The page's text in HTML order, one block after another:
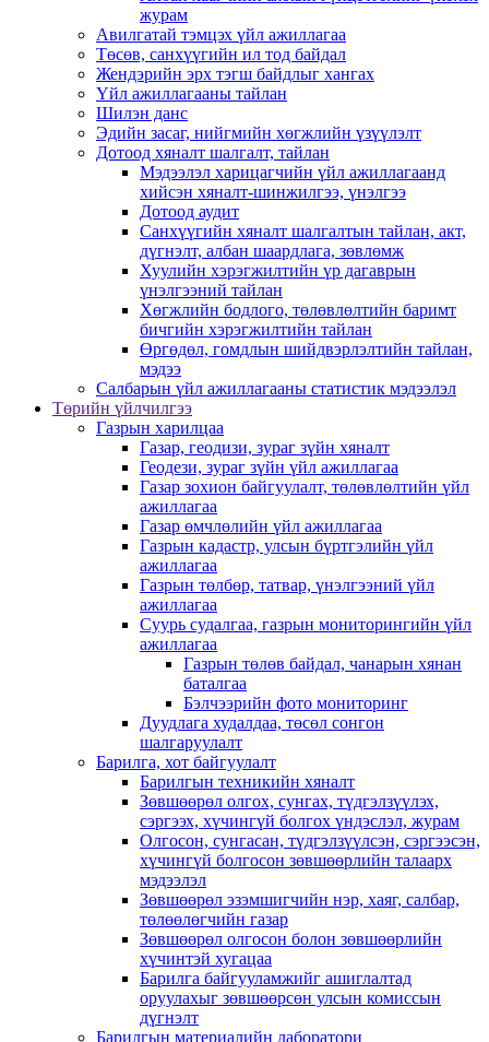
журам
Авилгатай тэмцэх үйл ажиллагаа
Төсөв, санхүүгийн ил тод байдал
Жендэрийн эрх тэгш байдлыг хангах
Үйл ажиллагааны тайлан
Шилэн данс
Эдийн засаг, нийгмийн хөгжлийн үзүүлэлт
Дотоод хяналт шалгалт, тайлан
Мэдээлэл харицагчийн үйл ажиллагаанд
хийсэн хяналт-шинжилгээ, үнэлгээ
Дотоод аудит
Санхүүгийн хяналт шалгалтын тайлан, акт,
дүгнэлт, албан шаардлага, зөвлөмж
Хуулийн хэрэгжилтийн үр дагаврын
үнэлгээний тайлан
Хөгжлийн бодлого, төлөвлөлтийн баримт
бичгийн хэрэгжилтийн тайлан
Өргөдөл, гомдлын шийдвэрлэлтийн тайлан,
мэдээ
Салбарын үйл ажиллагааны статистик мэдээлэл
Төрийн үйлчилгээ
Газрын харилцаа
Газар, геодизи, зураг зүйн хяналт
Геодези, зураг зүйн үйл ажиллагаа
Газар зохион байгуулалт, төлөвлөлтийн үйл
ажиллагаа
Газар өмчлөлийн үйл ажиллагаа
Газрын кадастр, улсын бүртгэлийн үйл
ажиллагаа
Газрын төлбөр, татвар, үнэлгээний үйл
ажиллагаа
Суурь судалгаа, газрын мониторингийн үйл
ажиллагаа
Газрын төлөв байдал, чанарын хянан
баталгаа
Бэлчээрийн фото мониторинг
Дуудлага худалдаа, төсөл сонгон
шалгаруулалт
Барилга, хот байгуулалт
Барилгын техникийн хяналт
Зөвшөөрөл олгох, сунгах, түдгэлзүүлэх,
сэргээх, хүчингүй болгох үндэслэл, журам
Олгосон, сунгасан, түдгэлзүүлсэн, сэргээсэн,
хүчингүй болгосон зөвшөөрлийн талаарх
мэдээлэл
Зөвшөөрөл эзэмшигчийн нэр, хаяг, салбар,
төлөөлөгчийн газар
Зөвшөөрөл олгосон болон зөвшөөрлийн
хүчинтэй хугацаа
Барилга байгууламжийг ашиглалтад
оруулахыг зөвшөөрсөн улсын комиссын
дүгнэлт
Барилгын материалийн лаборатори